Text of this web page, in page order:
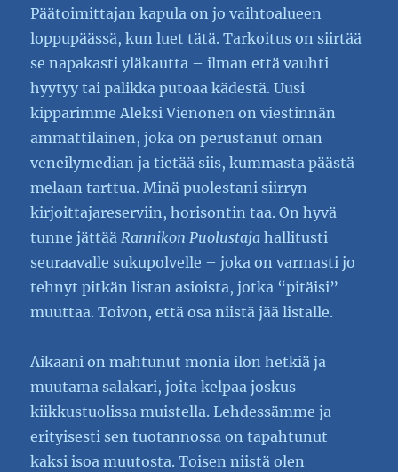
Päätoimittajan kapula on jo vaihtoalueen
loppupäässä, kun luet tätä. Tarkoitus on siirtää
se napakasti yläkautta – ilman että vauhti
hyytyy tai palikka putoaa kädestä. Uusi
kipparimme Aleksi Vienonen on viestinnän
ammattilainen, joka on perustanut oman
veneilymedian ja tietää siis, kummasta päästä
melaan tarttua. Minä puolestani siirryn
kirjoittajareserviin, horisontin taa. On hyvä
tunne jättääRannikon Puolustaja hallitusti
seuraavalle sukupolvelle – joka on varmasti jo
tehnyt pitkän listan asioista, jotka “pitäisi”
muuttaa. Toivon, että osa niistä jää listalle.
Aikaani on mahtunut monia ilon hetkiä ja
muutama salakari, joita kelpaa joskus
kiikkustuolissa muistella. Lehdessämme ja
erityisesti sen tuotannossa on tapahtunut
kaksi isoa muutosta. Toisen niistä olen